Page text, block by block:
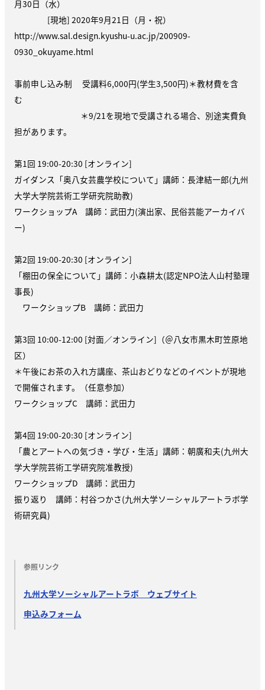
月30日（水）
[現地] 2020年9月21日（月・祝）
http://www.sal.design.kyushu-u.ac.jp/200909-
0930_okuyame.html
事前申し込み制 受講料6,000円(学生3,500円)＊教材費を含
む
＊9/21を現地で受講される場合、別途実費負
担があります。
第1回 19:00-20:30 [オンライン]
ガイダンス「奥八女芸農学校について」講師：長津結一郎(九州
大学大学院芸術工学研究院助教)
ワークショップA 講師：武田力(演出家、民俗芸能アーカイバ
ー)
第2回 19:00-20:30 [オンライン]
「棚田の保全について」講師：小森耕太(認定NPO法人山村塾理
事長)
ワークショップB 講師：武田力
第3回 10:00-12:00 [対面／オンライン]（＠八女市黒木町笠原地
区）
＊午後にお茶の入れ方講座、茶山おどりなどのイベントが現地
で開催されます。（任意参加）
ワークショップC 講師：武田力
第4回 19:00-20:30 [オンライン]
「農とアートへの気づき・学び・生活」講師：朝廣和夫(九州大
学大学院芸術工学研究院准教授)
ワークショップD 講師：武田力
振り返り 講師：村谷つかさ(九州大学ソーシャルアートラボ学
術研究員)
参照リンク
九州大学ソーシャルアートラボ ウェブサイト
申込みフォーム